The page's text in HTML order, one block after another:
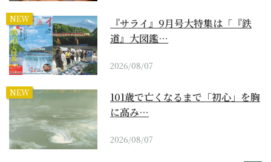
NEW
『サライ』9月号大特集は「『鉄
道』大図鑑…
2026/08/07
NEW
101歳で亡くなるまで「初心」を胸
に高み…
2026/08/07